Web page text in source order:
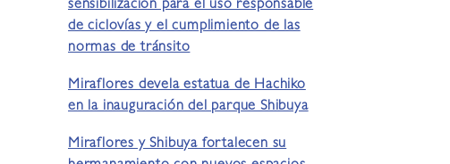
sensibilización para el uso responsable
de ciclovías y el cumplimiento de las
normas de tránsito
Miraflores devela estatua de Hachiko
en la inauguración del parque Shibuya
Miraflores y Shibuya fortalecen su